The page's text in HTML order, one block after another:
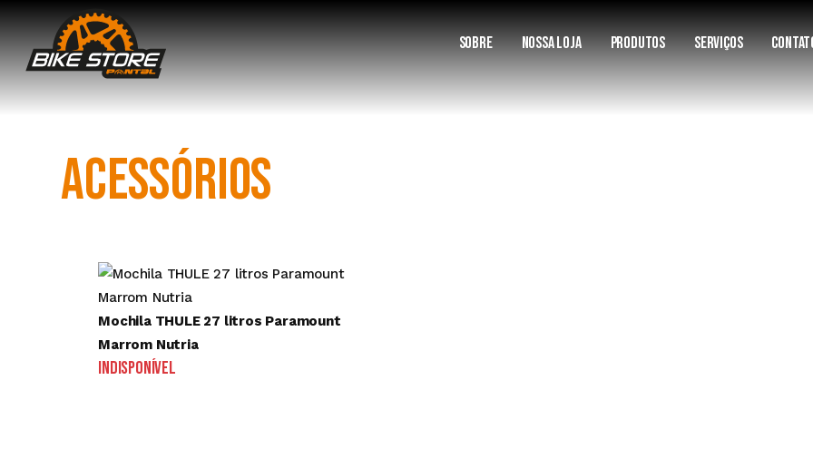
SOBRE NOSSA LOJA PRODUTOS SERVIÇOS
ACESSÓRIOS
Mochila THULE 27 litros Paramount
Marrom Nutria
Indisponível